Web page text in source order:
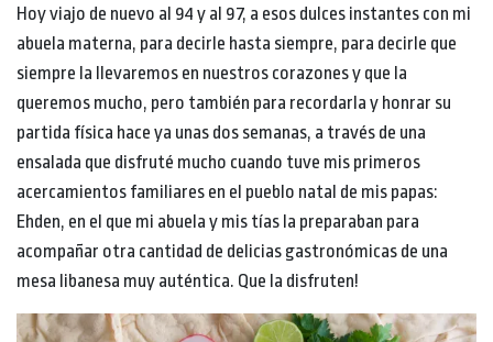
Hoy viajo de nuevo al 94 y al 97, a esos dulces instantes con mi
abuela materna, para decirle hasta siempre, para decirle que
siempre la llevaremos en nuestros corazones y que la
queremos mucho, pero también para recordarla y honrar su
partida física hace ya unas dos semanas, a través de una
ensalada que disfruté mucho cuando tuve mis primeros
acercamientos familiares en el pueblo natal de mis papas:
Ehden, en el que mi abuela y mis tías la preparaban para
acompañar otra cantidad de delicias gastronómicas de una
mesa libanesa muy auténtica. Que la disfruten!